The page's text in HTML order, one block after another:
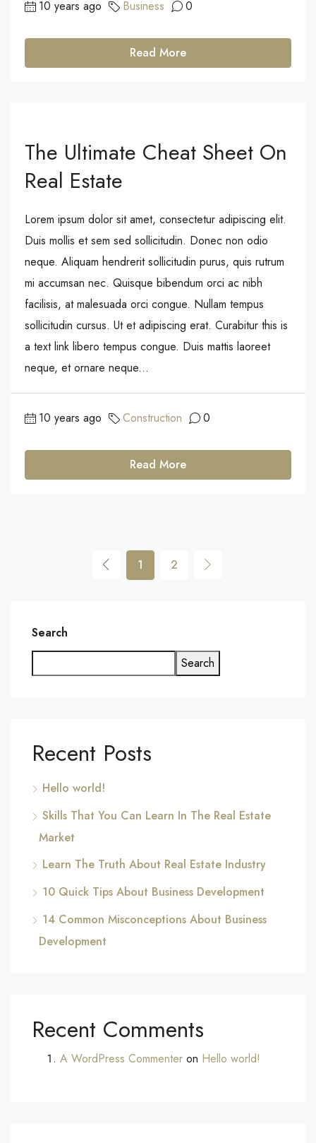
10 years ago Business 0
Read More
The Ultimate Cheat Sheet On
Real Estate
Lorem ipsum dolor sit amet, consectetur adipiscing elit.
Duis mollis et sem sed sollicitudin. Donec non odio
neque. Aliquam hendrerit sollicitudin purus, quis rutrum
mi accumsan nec. Quisque bibendum orci ac nibh
facilisis, at malesuada orci congue. Nullam tempus
sollicitudin cursus. Ut et adipiscing erat. Curabitur this is
a text link libero tempus congue. Duis mattis laoreet
neque, et ornare neque...
10 years ago Construction 0
Read More
1 2
Search
Search
Recent Posts
Hello world!
Skills That You Can Learn In The Real Estate
Market
Learn The Truth About Real Estate Industry
10 Quick Tips About Business Development
14 Common Misconceptions About Business
Development
Recent Comments
A WordPress Commenter on Hello world!